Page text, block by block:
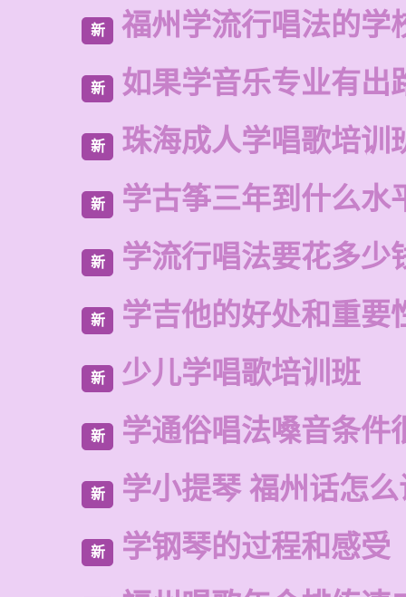
新 福州学流行唱法的学
新 如果学音乐专业有出
新 珠海成人学唱歌培训
新 学古筝三年到什么水
新 学流行唱法要花多少
新 学吉他的好处和重要
新 少儿学唱歌培训班
新 学通俗唱法嗓音条件
新 学小提琴 福州话怎
新 学钢琴的过程和感受